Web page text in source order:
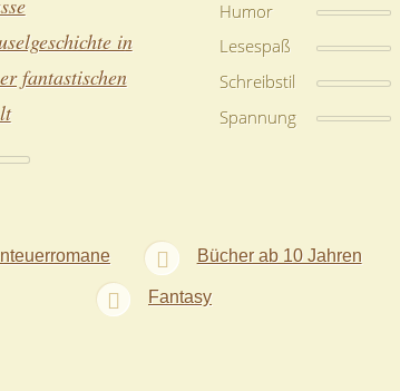
in
fantastischen
Humor
Lesespaß
Schreibstil
Spannung
Bücher ab 10 Jahren
Fantasy